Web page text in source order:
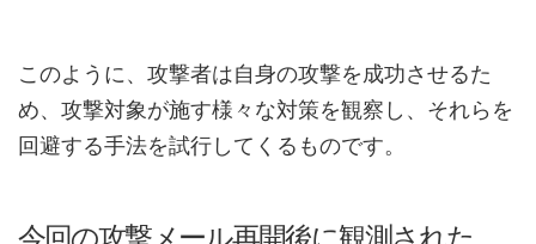
このように、攻撃者は自身の攻撃を成功させるた
め、攻撃対象が施す様々な対策を観察し、それらを
回避する手法を試行してくるものです。